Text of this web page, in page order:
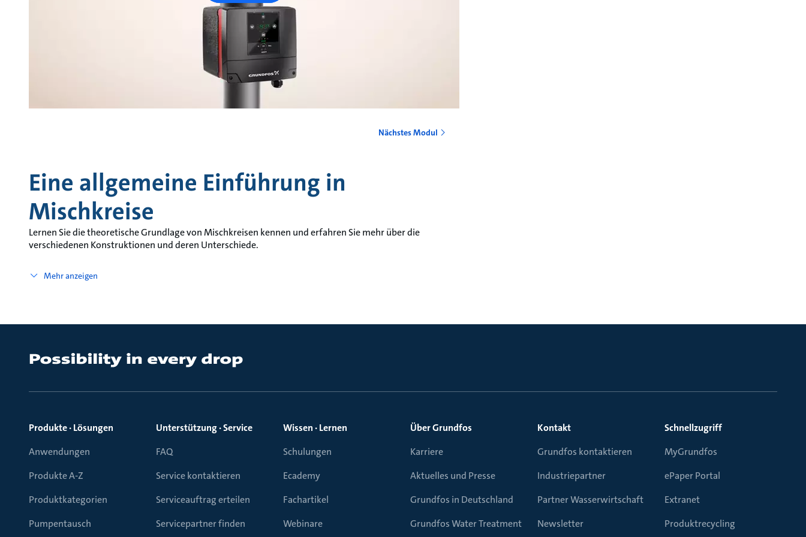
Nächstes Modul
Eine allgemeine Einführung in
Mischkreise
Lernen Sie die theoretische Grundlage von Mischkreisen kennen und erfahren Sie mehr über die
verschiedenen Konstruktionen und deren Unterschiede.
Mehr anzeigen
Produkte · Lösungen
Anwendungen
Produkte A-Z
Produktkategorien
Pumpentausch
Unterstützung · Service
FAQ
Service kontaktieren
Serviceauftrag erteilen
Servicepartner finden
Wissen · Lernen
Schulungen
Ecademy
Fachartikel
Webinare
Über Grundfos
Karriere
Aktuelles und Presse
Grundfos in Deutschland
Grundfos Water Treatment
Kontakt
Grundfos kontaktieren
Industriepartner
Partner Wasserwirtschaft
Newsletter
Schnellzugriff
MyGrundfos
ePaper Portal
Extranet
Produktrecycling